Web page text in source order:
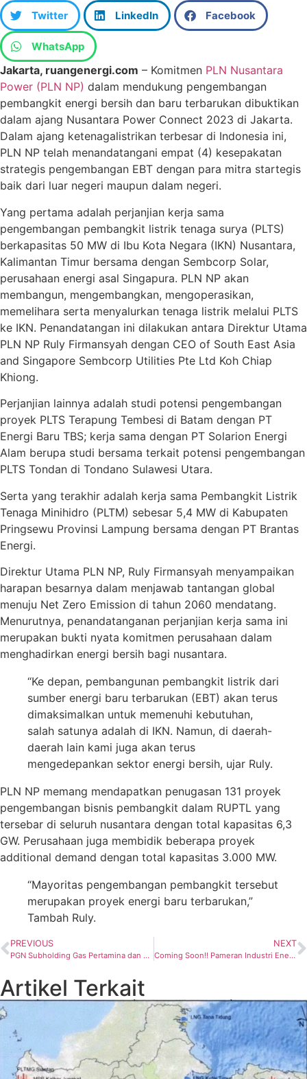
Twitter LinkedIn Facebook
WhatsApp
Jakarta, ruangenergi.com – Komitmen PLN Nusantara
Power (PLN NP) dalam mendukung pengembangan
pembangkit energi bersih dan baru terbarukan dibuktikan
dalam ajang Nusantara Power Connect 2023 di Jakarta.
Dalam ajang ketenagalistrikan terbesar di Indonesia ini,
PLN NP telah menandatangani empat (4) kesepakatan
strategis pengembangan EBT dengan para mitra startegis
baik dari luar negeri maupun dalam negeri.
Yang pertama adalah perjanjian kerja sama
pengembangan pembangkit listrik tenaga surya (PLTS)
berkapasitas 50 MW di Ibu Kota Negara (IKN) Nusantara,
Kalimantan Timur bersama dengan Sembcorp Solar,
perusahaan energi asal Singapura. PLN NP akan
membangun, mengembangkan, mengoperasikan,
memelihara serta menyalurkan tenaga listrik melalui PLTS
ke IKN. Penandatangan ini dilakukan antara Direktur Utama
PLN NP Ruly Firmansyah dengan CEO of South East Asia
and Singapore Sembcorp Utilities Pte Ltd Koh Chiap
Khiong.
Perjanjian lainnya adalah studi potensi pengembangan
proyek PLTS Terapung Tembesi di Batam dengan PT
Energi Baru TBS; kerja sama dengan PT Solarion Energi
Alam berupa studi bersama terkait potensi pengembangan
PLTS Tondan di Tondano Sulawesi Utara.
Serta yang terakhir adalah kerja sama Pembangkit Listrik
Tenaga Minihidro (PLTM) sebesar 5,4 MW di Kabupaten
Pringsewu Provinsi Lampung bersama dengan PT Brantas
Energi.
Direktur Utama PLN NP, Ruly Firmansyah menyampaikan
harapan besarnya dalam menjawab tantangan global
menuju Net Zero Emission di tahun 2060 mendatang.
Menurutnya, penandatanganan perjanjian kerja sama ini
merupakan bukti nyata komitmen perusahaan dalam
menghadirkan energi bersih bagi nusantara.
“Ke depan, pembangunan pembangkit listrik dari
sumber energi baru terbarukan (EBT) akan terus
dimaksimalkan untuk memenuhi kebutuhan,
salah satunya adalah di IKN. Namun, di daerah-
daerah lain kami juga akan terus
mengedepankan sektor energi bersih, ujar Ruly.
PLN NP memang mendapatkan penugasan 131 proyek
pengembangan bisnis pembangkit dalam RUPTL yang
tersebar di seluruh nusantara dengan total kapasitas 6,3
GW. Perusahaan juga membidik beberapa proyek
additional demand dengan total kapasitas 3.000 MW.
“Mayoritas pengembangan pembangkit tersebut
merupakan proyek energi baru terbarukan,”
Tambah Ruly.
PREVIOUS
PGN Subholding Gas Pertamina dan National Energy Solutions Kerjasama Pengembangan Infrastruktur & Komersialisasi Mini LNG di Berau dan Sumenep
NEXT
Coming Soon!! Pameran Industri Energi Enlit Asia Summit di Hari Listrik Nasional ke-78
Artikel Terkait